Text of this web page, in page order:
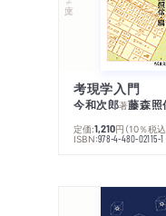
考現学入門
今和次郎著藤森照
定価:1,210円 （10％税込
ISBN:978-4-480-02115-1